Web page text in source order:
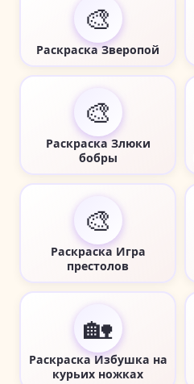
🎨
Раскраска Зверопой
🎨
Раскраска Злюки
бобры
🎨
Раскраска Игра
престолов
🏡
Раскраска Избушка на
курьих ножках